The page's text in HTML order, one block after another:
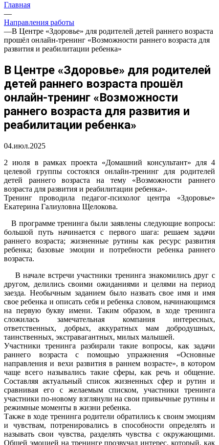
Главная
—
Направления работы
—В Центре «Здоровье» для родителей детей раннего возраста
прошёл онлайн-тренинг «Возможности раннего возраста для
развития и реабилитации ребенка»
В Центре «Здоровье» для родителей
детей раннего возраста прошёл
онлайн-тренинг «Возможности
раннего возраста для развития и
реабилитации ребенка»
04.июл.2025
2 июля в рамках проекта «Домашний консультант» для 4
целевой группы состоялся онлайн-тренинг для родителей
детей раннего возраста на тему «Возможности раннего
возраста для развития и реабилитации ребенка».
Тренинг проводила педагог-психолог центра «Здоровье»
Екатерина Галиуловна Щелокова.
В программе тренинга были заявлены следующие вопросы:
большой путь начинается с первого шага: решаем задачи
раннего возраста; жизненные рутины как ресурс развития
ребенка; базовые эмоции и потребности ребенка раннего
возраста.
В начале встречи участники тренинга знакомились друг с
другом, делились своими ожиданиями и целями на период
заезда. Необычным заданием было назвать свое имя и имя
свое ребенка и описать себя и ребенка словом, начинающимся
на первую букву имени. Таким образом, в ходе тренинга
сложилась замечательная компания интересных,
ответственных, добрых, аккуратных мам добродушных,
таинственных, экстравагантных, милых малышей.
Участники тренинга разбирали такие вопросы, как задачи
раннего возраста с помощью упражнения «Основные
направления и вехи развития в раннем возрасте», в котором
чаще всего назывались такие сферы, как речь и общение.
Составляя актуальный список жизненных сфер и рутин и
сравнивая его с желаемым списком, участники тренинга
участники по-новому взглянули на свои привычные рутины и
режимные моменты в жизни ребенка.
Также в ходе тренинга родители обратились к своим эмоциям
и чувствам, потренировались в способности определять и
называть свои чувства, разделять чувства с окружающими.
Общей эмоцией на тренинге прозвучал интерес, который, как